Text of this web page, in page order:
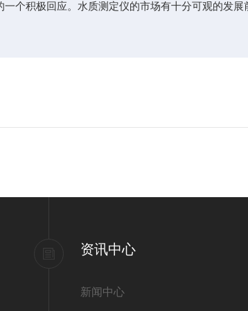
个积极回应。水质测定仪的市场有十分可观的发展
资讯中心
新闻中心